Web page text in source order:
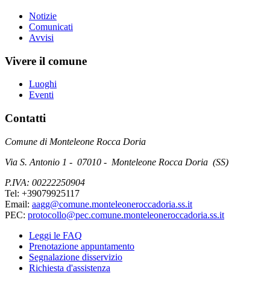
Notizie
Comunicati
Avvisi
Vivere il comune
Luoghi
Eventi
Contatti
Comune di Monteleone Rocca Doria
Via S. Antonio 1 - 07010 - Monteleone Rocca Doria (SS)
P.IVA: 00222250904
Tel: +39079925117
Email: aagg@comune.monteleoneroccadoria.ss.it
PEC: protocollo@pec.comune.monteleoneroccadoria.ss.it
Leggi le FAQ
Prenotazione appuntamento
Segnalazione disservizio
Richiesta d'assistenza